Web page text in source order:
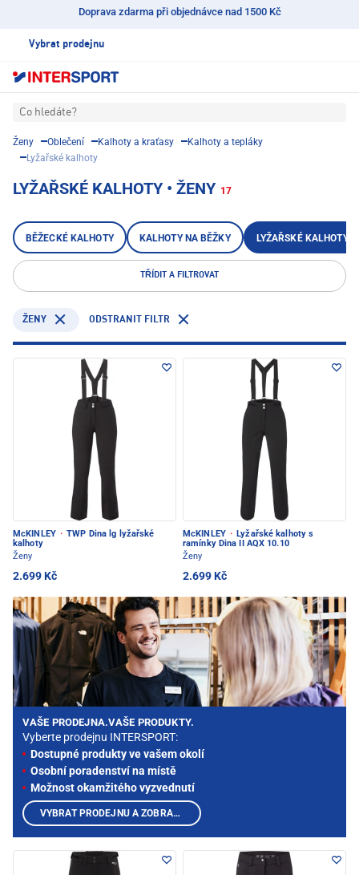
Doprava zdarma při objednávce nad 1500 Kč
Vybrat prodejnu
Co hledáte?
Ženy Oblečení Kalhoty a kraťasy
Kalhoty a tepláky
Lyžařské kalhoty
LYŽAŘSKÉ KALHOTY • ŽENY 17
BĚŽECKÉ KALHOTY KALHOTY NA BĚŽKY LYŽAŘSKÉ KALHOTY
TŘÍDIT A FILTROVAT
ŽENY ODSTRANIT FILTR
McKINLEY · TWP Dina lg lyžařské
kalhoty
Ženy
2.699 Kč
McKINLEY · Lyžařské kalhoty s
ramínky Dina II AQX 10.10
Ženy
2.699 Kč
VAŠE PRODEJNA.VAŠE PRODUKTY.
Vyberte prodejnu INTERSPORT:
Dostupné produkty ve vašem okolí
Osobní poradenství na místě
Možnost okamžitého vyzvednutí
VYBRAT PRODEJNU A ZOBRAZIT PRODUKTY